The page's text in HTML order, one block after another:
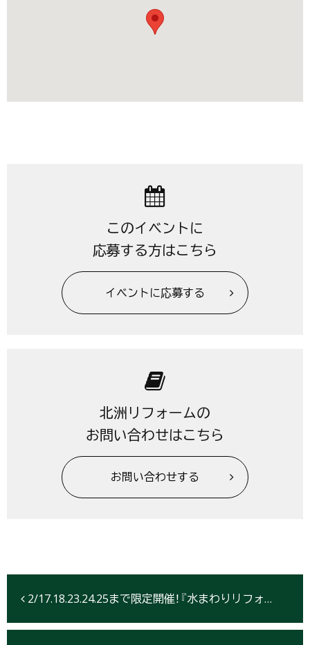
このイベントに
応募する方はこちら
イベントに応募する
北洲リフォームの
お問い合わせはこちら
お問い合わせする
2/17.18.23.24.25まで限定開催！『水まわりリフォームフェア』開催【仙台】